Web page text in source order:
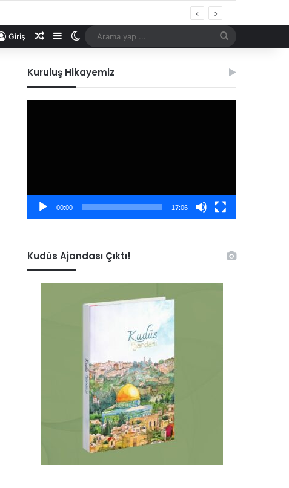
Giriş Rastgele Makale
Kenar Bölmesi
Dış görünümü değiştir
Kuruluş Hikayemiz
00:00 17:06
Kudüs Ajandası Çıktı!